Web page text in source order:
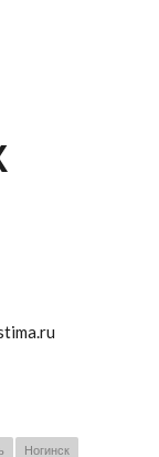
Ногинск